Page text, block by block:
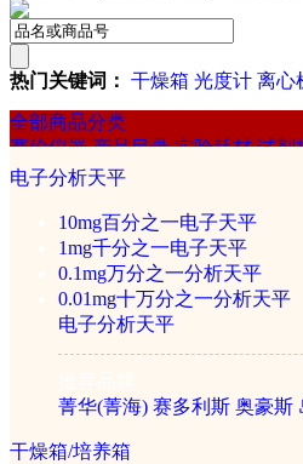
热门关键词： 干燥箱 光度计 离心
全部商品分类
电子分析天平
10mg百分之一电子天平
1mg千分之一电子天平
0.1mg万分之一分析天平
0.01mg十万分之一分析天平
电子分析天平
菁华(菁海) 赛多利斯 奥豪斯
干燥箱/培养箱
赛伦仪器产品目录 实验耗材 试剂
常规实验仪器
加热/恒温
电热板/电热套
水浴/水槽
低温恒温槽